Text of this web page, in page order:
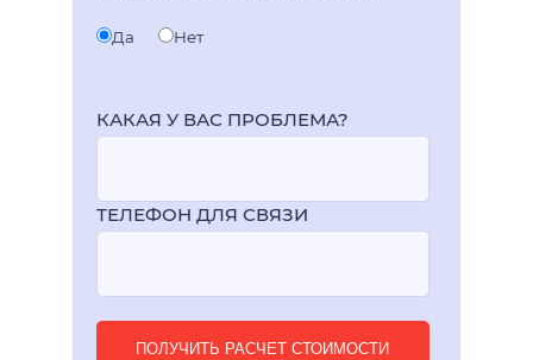
Да Нет
КАКАЯ У ВАС ПРОБЛЕМА?
ТЕЛЕФОН ДЛЯ СВЯЗИ
ПОЛУЧИТЬ РАСЧЕТ СТОИМОСТИ